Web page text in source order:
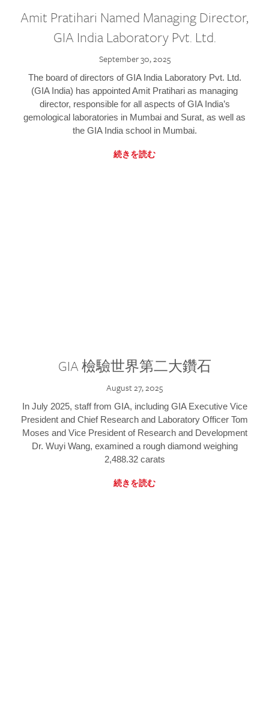
Amit Pratihari Named Managing Director,
GIA India Laboratory Pvt. Ltd.
September 30, 2025
The board of directors of GIA India Laboratory Pvt. Ltd.
(GIA India) has appointed Amit Pratihari as managing
director, responsible for all aspects of GIA India’s
gemological laboratories in Mumbai and Surat, as well as
the GIA India school in Mumbai.
続きを読む
GIA 檢驗世界第二大鑽石
August 27, 2025
In July 2025, staff from GIA, including GIA Executive Vice
President and Chief Research and Laboratory Officer Tom
Moses and Vice President of Research and Development
Dr. Wuyi Wang, examined a rough diamond weighing
2,488.32 carats
続きを読む